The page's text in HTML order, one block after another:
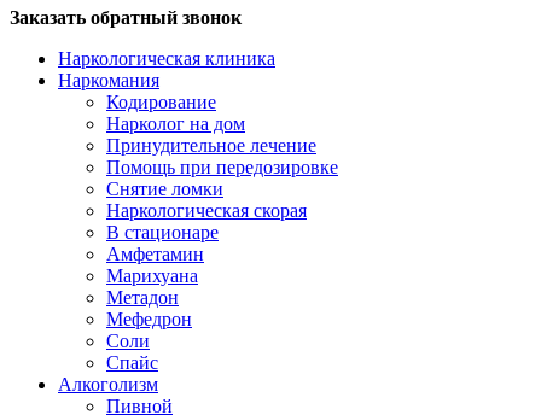
Заказать обратный звонок
Наркологическая клиника
Наркомания
Кодирование
Нарколог на дом
Принудительное лечение
Помощь при передозировке
Снятие ломки
Наркологическая скорая
В стационаре
Амфетамин
Марихуана
Метадон
Мефедрон
Соли
Спайс
Алкоголизм
Пивной